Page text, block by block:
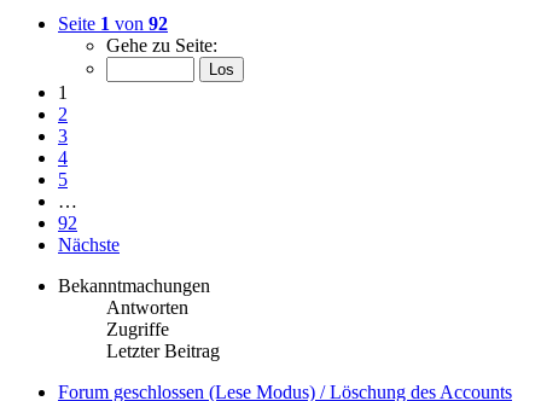
Seite 1 von 92
Gehe zu Seite:
1
2
3
4
5
…
92
Nächste
Bekanntmachungen
Antworten
Zugriffe
Letzter Beitrag
Forum geschlossen (Lese Modus) / Löschung des Accounts